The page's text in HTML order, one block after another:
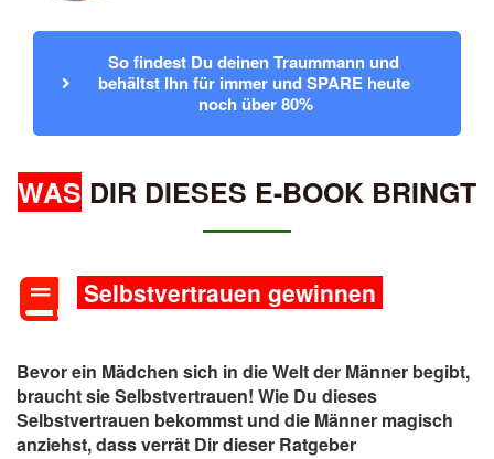
So findest Du deinen Traummann und
behältst Ihn für immer und SPARE heute
noch über 80%
WAS DIR DIESES E-BOOK BRINGT
Selbstvertrauen gewinnen
Bevor ein Mädchen sich in die Welt der Männer begibt,
braucht sie Selbstvertrauen! Wie Du dieses
Selbstvertrauen bekommst und die Männer magisch
anziehst, dass verrät Dir dieser Ratgeber